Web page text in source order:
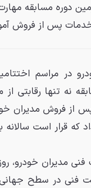
دوره مسابقه
در مراسم
نه تنها رقابتی
فروش مدیران
مدیران خودرو،
فنی در سطح